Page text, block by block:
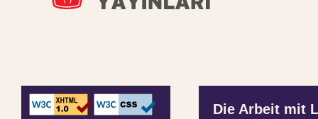
Die Arbeit mit